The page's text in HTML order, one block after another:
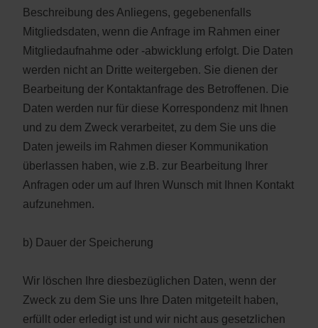
Beschreibung des Anliegens, gegebenenfalls
Mitgliedsdaten, wenn die Anfrage im Rahmen einer
Mitgliedaufnahme oder -abwicklung erfolgt. Die Daten
werden nicht an Dritte weitergeben. Sie dienen der
Bearbeitung der Kontaktanfrage des Betroffenen. Die
Daten werden nur für diese Korrespondenz mit Ihnen
und zu dem Zweck verarbeitet, zu dem Sie uns die
Daten jeweils im Rahmen dieser Kommunikation
überlassen haben, wie z.B. zur Bearbeitung Ihrer
Anfragen oder um auf Ihren Wunsch mit Ihnen Kontakt
aufzunehmen.
b) Dauer der Speicherung
Wir löschen Ihre diesbezüglichen Daten, wenn der
Zweck zu dem Sie uns Ihre Daten mitgeteilt haben,
erfüllt oder erledigt ist und wir nicht aus gesetzlichen